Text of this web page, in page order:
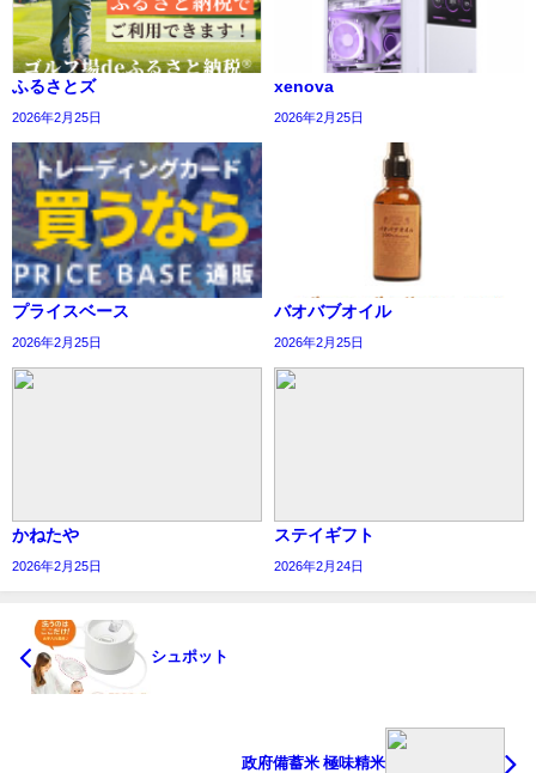
ふるさとズ
2026年2月25日
xenova
2026年2月25日
プライスベース
2026年2月25日
バオバブオイル
2026年2月25日
かねたや
2026年2月25日
ステイギフト
2026年2月24日
シュポット
政府備蓄米 極味精米